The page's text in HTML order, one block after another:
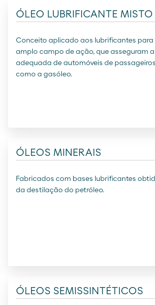
ÓLEO LUBRIFICANTE MISTO
Conceito aplicado aos lubrificantes para
amplo campo de ação, que asseguram
adequada de automóveis de
como a gasóleo.
ÓLEOS MINERAIS
Fabricados com bases lubrificantes
da destilação do petróleo.
ÓLEOS SEMISSINTÉTICOS